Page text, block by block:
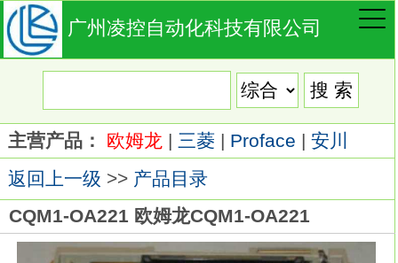
广州凌控自动化科技有限公司
主营产品： 欧姆龙 | 三菱 | Proface | 安川
返回上一级 >> 产品目录
CQM1-OA221 欧姆龙CQM1-OA221